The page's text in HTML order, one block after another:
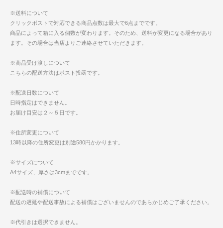
※送料について
クリックポストで対応できる商品点数は最大で6点までです。
商品によって箱に入る個数が変わります。そのため、送料が変更になる場合があり
ます。その場合は当店よりご連絡させていただきます。
※商品受け渡しについて
こちらの配送方法はポスト投函です。
※配送日数について
日時指定はできません。
お届け目安は２～５日です。
※住所変更について
13時以降の住所変更は別途580円かかります。
※サイズについて
A4サイズ、厚さは3cmまでです。
※配送時の補償について
配送の遅延や配送事故による補償はございませんのであらかじめご了承ください。
※代引きは選択できません。